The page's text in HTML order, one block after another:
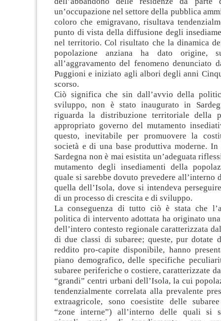
un’occupazione nel settore della pubblica
coloro che emigravano, risultava
punto di vista della diffusione degli
nel territorio. Col risultato che la dinamica
popolazione anziana ha dato origine,
all’aggravamento del fenomeno denunciato
Puggioni e iniziato agli albori degli anni
scorso.
Ciò significa che sin dall’avvio della
sviluppo, non è stato inaugurato in
riguarda la distribuzione territoriale della
appropriato governo del mutamento
questo, inevitabile per promuovere la
società e di una base produttiva moderne.
Sardegna non è mai esistita un’adeguata
mutamento degli insediamenti della
quale si sarebbe dovuto prevedere all’interno
quella dell’Isola, dove si intendeva
di un processo di crescita e di sviluppo.
La conseguenza di tutto ciò è stata che
politica di intervento adottata ha originato
dell’intero contesto regionale caratterizzata
di due classi di subaree; queste, pur dotate
reddito pro-capite disponibile, hanno
piano demografico, delle specifiche
subaree periferiche o costiere, caratterizzate
“grandi” centri urbani dell’Isola, la cui
tendenzialmente correlata alla prevalente
extraagricole, sono coesistite delle
“zone interne”) all’interno delle quali si